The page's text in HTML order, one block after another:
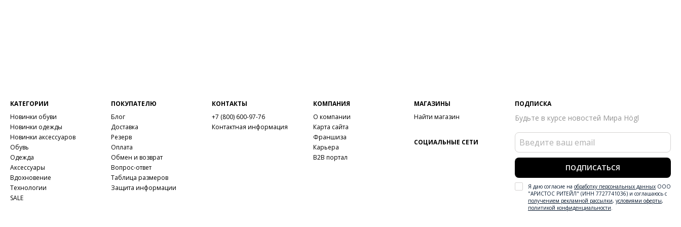
КАТЕГОРИИ
Новинки обуви
Новинки одежды
Новинки аксессуаров
Обувь
Одежда
Аксессуары
Вдохновение
Технологии
SALE
ПОКУПАТЕЛЮ
Блог
Доставка
Резерв
Оплата
Обмен и возврат
Вопрос-ответ
Таблица размеров
Защита информации
КОНТАКТЫ
+7 (800) 600-97-76
Контактная информация
КОМПАНИЯ
О компании
Карта сайта
Франшиза
Карьера
B2B портал
МАГАЗИНЫ
Найти магазин
СОЦИАЛЬНЫЕ СЕТИ
ПОДПИСКА
Будьте в курсе новостей Мира Högl
ПОДПИСАТЬСЯ
Я даю согласие на обработку персональных данныхООО
"АРИСТОС РИТЕЙЛ" (ИНН 7727741036) и соглашаюсь с
получением рекламной рассылки, условиями оферты,
политикой конфиденциальности.